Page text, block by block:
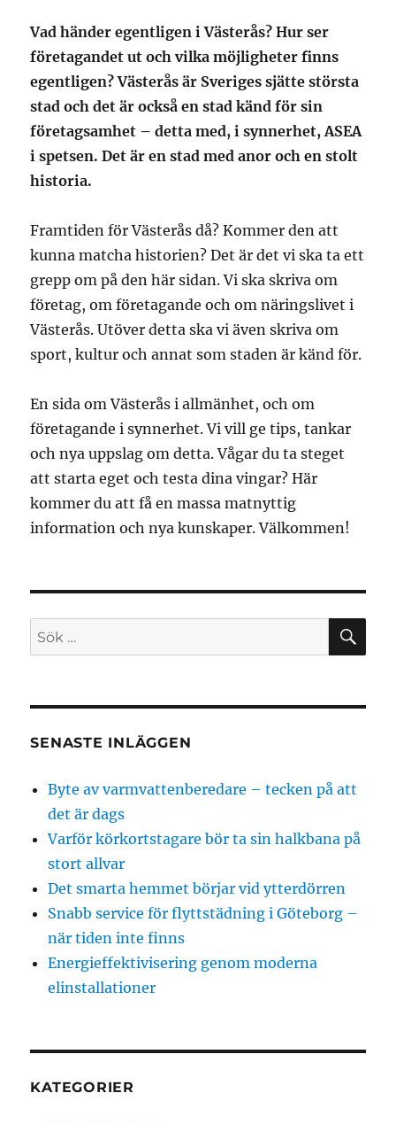
Vad händer egentligen i Västerås? Hur ser
företagandet ut och vilka möjligheter finns
egentligen? Västerås är Sveriges sjätte största
stad och det är också en stad känd för sin
företagsamhet – detta med, i synnerhet, ASEA
i spetsen. Det är en stad med anor och en stolt
historia.
Framtiden för Västerås då? Kommer den att
kunna matcha historien? Det är det vi ska ta ett
grepp om på den här sidan. Vi ska skriva om
företag, om företagande och om näringslivet i
Västerås. Utöver detta ska vi även skriva om
sport, kultur och annat som staden är känd för.
En sida om Västerås i allmänhet, och om
företagande i synnerhet. Vi vill ge tips, tankar
och nya uppslag om detta. Vågar du ta steget
att starta eget och testa dina vingar? Här
kommer du att få en massa matnyttig
information och nya kunskaper. Välkommen!
Sök
efter:
SENASTE INLÄGGEN
Byte av varmvattenberedare – tecken på att
det är dags
Varför körkortstagare bör ta sin halkbana på
stort allvar
Det smarta hemmet börjar vid ytterdörren
Snabb service för flyttstädning i Göteborg –
när tiden inte finns
Energieffektivisering genom moderna
elinstallationer
KATEGORIER